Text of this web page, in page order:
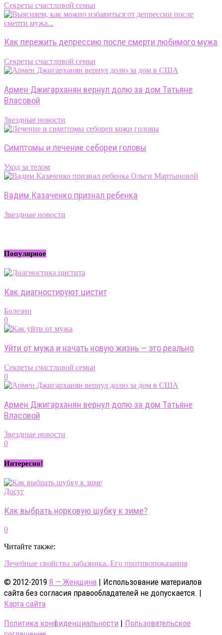
Секреты счастливой семьи
Как пережить депрессию после смерти любимого мужа
Секреты счастливой семьи
Армен Джигарханян вернул долю за дом Татьяне
Власовой
Звездные новости
Симптомы и лечение себореи головы
Уход за телом
Вадим Казаченко признал ребенка
Звездные новости
Популярное
Как диагностируют цистит
Болезни
0
Уйти от мужа и начать новую жизнь — это реально
Секреты счастливой семьи
0
Армен Джигарханян вернул долю за дом Татьяне
Власовой
Звездные новости
0
Интересно!
Досуг
Как выбрать норковую шубку к зиме?
0
Читайте также:
Лечебные свойства лабазника. Его противопоказания
© 2012-2019 Я — Женщина | Использование материалов
сайта без согласия правообладателей не допускается. |
Карта сайта
Политика конфиденциальности | Пользовательское